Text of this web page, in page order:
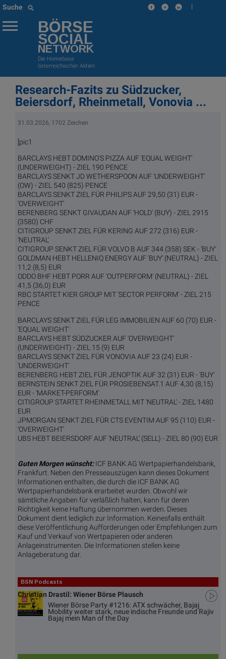
Suche |
BÖRSE
SOCIAL
NETWORK
Die Homebase
österreichischer Aktien
Research-Fazits zu Südzucker,
Beiersdorf, Rheinmetall, Vonovia ...
31.03.2026, 1702 Zeichen
[pic1
BARCLAYS HEBT DOMINO'S PIZZA AUF 'EQUAL WEIGHT'
(UNDERWEIGHT) - ZIEL 190 PENCE
BARCLAYS SENKT JD WETHERSPOON AUF 'UNDERWEIGHT'
(OW) - ZIEL 540 (825) PENCE
BARCLAYS SENKT ZIEL FÜR PHILIPS AUF 29,50 (31) EUR -
'OVERWEIGHT'
BERENBERG SENKT GIVAUDAN AUF 'HOLD' (BUY) - ZIEL 2915
(3580) CHF
CITIGROUP SENKT ZIEL FÜR KERING AUF 272 (316) EUR -
'NEUTRAL'
CITIGROUP SENKT ZIEL FÜR VOLVO B AUF 344 (358) SEK - 'BUY'
GOLDMAN HEBT HELLENIQ ENERGY AUF 'BUY' (NEUTRAL) - ZIEL
11,2 (8,5) EUR
ODDO BHF HEBT PORR AUF 'OUTPERFORM' (NEUTRAL) - ZIEL
41,5 (36,0) EUR
RBC STARTET KIER GROUP MIT 'SECTOR PERFORM' - ZIEL 215
PENCE
BARCLAYS SENKT ZIEL FÜR LEG IMMOBILIEN AUF 60 (70) EUR -
'EQUAL WEIGHT'
BARCLAYS HEBT SÜDZUCKER AUF 'OVERWEIGHT'
(UNDERWEIGHT) - ZIEL 15 (9) EUR
BARCLAYS SENKT ZIEL FÜR VONOVIA AUF 23 (24) EUR -
'UNDERWEIGHT'
BERENBERG HEBT ZIEL FÜR JENOPTIK AUF 32 (31) EUR - 'BUY'
BERNSTEIN SENKT ZIEL FÜR PROSIEBENSAT.1 AUF 4,30 (8,15)
EUR - 'MARKET-PERFORM'
CITIGROUP STARTET RHEINMETALL MIT 'NEUTRAL' - ZIEL 1480
EUR
JPMORGAN SENKT ZIEL FÜR CTS EVENTIM AUF 95 (110) EUR -
'OVERWEIGHT'
UBS HEBT BEIERSDORF AUF 'NEUTRAL' (SELL) - ZIEL 80 (90) EUR
Guten Morgen wünscht: ICF BANK AG Wertpapierhandelsbank,
Frankfurt. Neben den Presseauszügen kann dieses Dokument
Informationen enthalten, die durch die ICF BANK AG
Wertpapierhandelsbank erarbeitet wurden. Obwohl wir
sämtliche Angaben für verläßlich halten, kann für deren
Richtigkeit keine Haftung übernommen werden. Dieses
Dokument dient lediglich zur Information. Keinesfalls enthält
diese Veröffentlichung Aufforderungen oder Empfehlungen zum
Kauf und Verkauf von Wertpapieren oder anderen
Anlageinstrumenten. Die Informationen stellen keine
Anlageberatung dar.
BSN Podcasts
Christian Drastil: Wiener Börse Plausch
Wiener Börse Party #1216: ATX schwächer, Bajaj
Mobility weiter stark, neue indische Freunde und Rajiv
Bajaj mein Man of the Day